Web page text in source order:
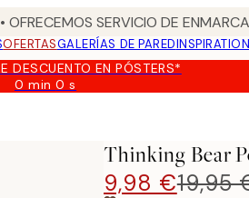
SERVICIO DE
OFERTASGALERÍAS DE PARED
DESCUENTO EN PÓSTERS*
0 min0 s
Válido
Thinking Bear
9,98 €19,95